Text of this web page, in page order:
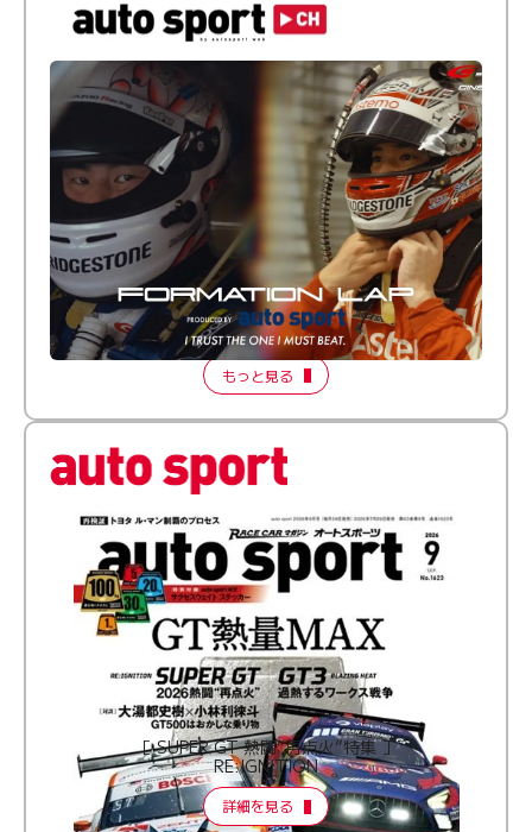
倒す相手を、信じてる。小林利徠斗 × 野村勇斗
【FORMATION LAP Produced by auto sport】
2026 Episode 2
もっと見る
［ SUPER GT 熱闘“再点火”特集 ］
RE:IGNITION
詳細を見る